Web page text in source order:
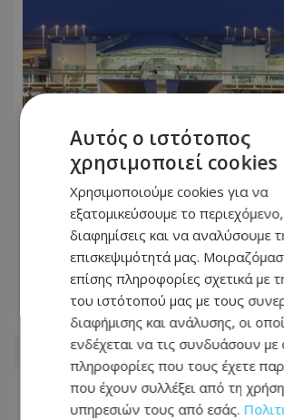
Συναγερμός στο αεροδρόμιο
Λάρνακας: Τα «παιδικά
έκρυβαν άλλη έκπληξη – Τι
οι Τελωνειακές Αρχές
09.08.2026 - 16:15
Αυτός ο ιστότοπος
χρησιμοποιεί cookies
Χρησιμοποιούμε cookies για να
εξατομικεύσουμε το
διαφημίσεις και να αναλύσουμε
επισκεψιμότητά μας.
επίσης πληροφορίες σχετικά με
του ιστότοπού μας με τους
διαφήμισης και ανάλυσης, οι
ενδέχεται να τις συνδυάσουν με
πληροφορίες που τους έχετε
που έχουν συλλέξει από τη
υπηρεσιών τους από εσάς.